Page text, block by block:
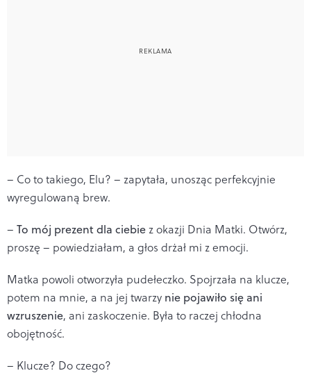
– Co to takiego, Elu? – zapytała, unosząc perfekcyjnie
wyregulowaną brew.
– To mój prezent dla ciebiez okazji Dnia Matki. Otwórz,
proszę – powiedziałam, a głos drżał mi z emocji.
Matka powoli otworzyła pudełeczko. Spojrzała na klucze,
potem na mnie, a na jej twarzy nie pojawiło się ani
wzruszenie, ani zaskoczenie. Była to raczej chłodna
obojętność.
– Klucze? Do czego?